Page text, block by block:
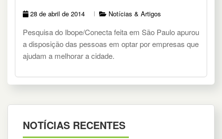
28 de abril de 2014 Notícias & Artigos
Pesquisa do Ibope/Conecta feita em São Paulo apurou
a disposição das pessoas em optar por empresas que
ajudam a melhorar a cidade.
NOTÍCIAS RECENTES